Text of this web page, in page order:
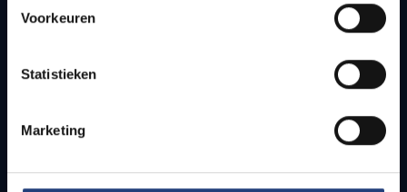
Voorkeuren
Statistieken
Marketing
How to get to the VUB campuses